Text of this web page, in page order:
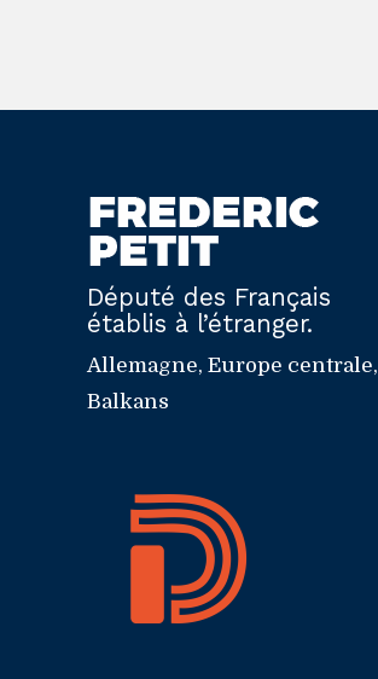
Député des Français
établis à l’étranger.
Allemagne, Europe centrale,
Balkans